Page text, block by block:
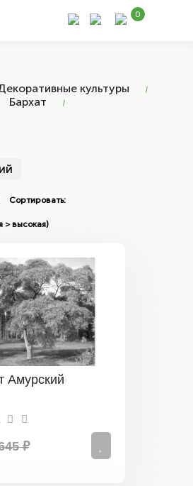
0
культуры
Бархат
Амурский
₽